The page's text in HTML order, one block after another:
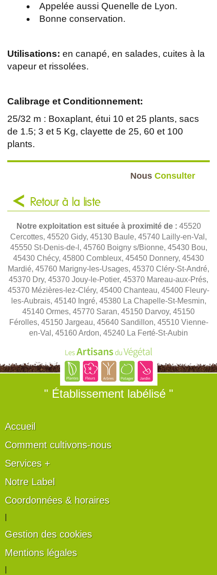
Appelée aussi Quenelle de Lyon.
Bonne conservation.
Utilisations: en canapé, en salades, cuites à la
vapeur et rissolées.
Calibrage et Conditionnement:
25/32 m : Boxaplant, étui 10 et 25 plants, sacs
de 1.5; 3 et 5 Kg, clayette de 25, 60 et 100
plants.
Nous Consulter
Retour à la liste
Notre exploitation est située à proximité de : 45520
Cercottes, 45520 Gidy, 45130 Baule, 45740 Lailly-en-Val,
45550 St-Denis-de-l, 45760 Boigny s/Bionne, 45430 Bou,
45430 Chécy, 45800 Combleux, 45450 Donnery, 45430
Mardié, 45760 Marigny-les-Usages, 45370 Cléry-St-André,
45370 Dry, 45370 Jouy-le-Potier, 45370 Mareau-aux-Prés,
45370 Mézières-lez-Cléry, 45400 Chanteau, 45400 Fleury-
les-Aubrais, 45140 Ingré, 45380 La Chapelle-St-Mesmin,
45140 Ormes, 45770 Saran, 45150 Darvoy, 45150
Férolles, 45150 Jargeau, 45640 Sandillon, 45510 Vienne-
en-Val, 45160 Ardon, 45240 La Ferté-St-Aubin
" Établissement labélisé "
Accueil
Comment cultivons-nous
Services +
Notre Label
Coordonnées & horaires
Gestion des cookies
Mentions légales